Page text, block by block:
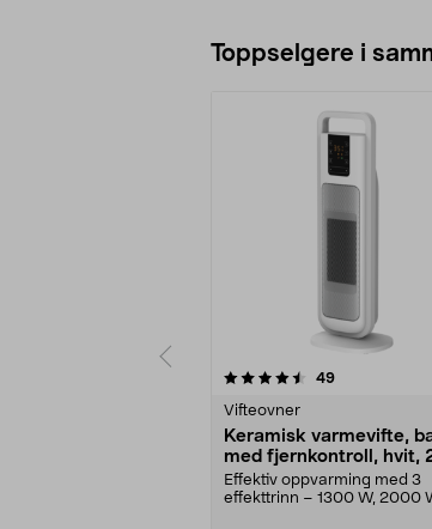
Toppselgere i
49anmeldelser
Vifteovner
Keramisk varmevifte,
med fjernkontroll, hvit,
W
Effektiv oppvarming med 3
effekttrinn – 1300 W, 2000
4.5 av 5 stjerner